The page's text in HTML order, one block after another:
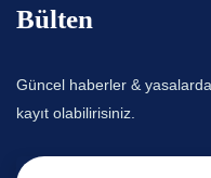
Bülten
Güncel haberler &
kayıt olabilirisiniz.